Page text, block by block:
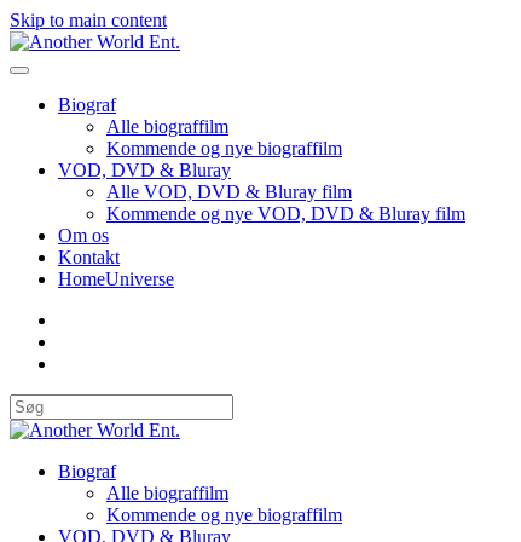
Skip to main content
Biograf
Alle biograffilm
Kommende og nye biograffilm
VOD, DVD & Bluray
Alle VOD, DVD & Bluray film
Kommende og nye VOD, DVD & Bluray film
Om os
Kontakt
HomeUniverse
Biograf
Alle biograffilm
Kommende og nye biograffilm
VOD, DVD & Bluray